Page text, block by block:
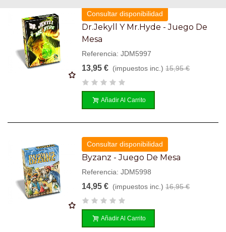
Consultar disponibilidad
Dr.Jekyll Y Mr.Hyde - Juego De
Mesa
Referencia: JDM5997
13,95 € (impuestos inc.) 15,95 €
Añadir Al Carrito
Consultar disponibilidad
Byzanz - Juego De Mesa
Referencia: JDM5998
14,95 € (impuestos inc.) 16,95 €
Añadir Al Carrito